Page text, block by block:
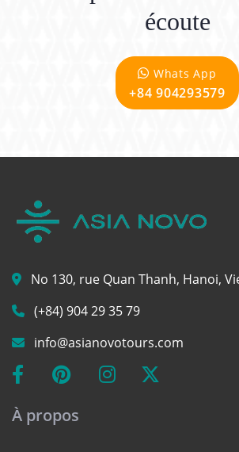
écoute
Whats App
+84 904293579
No 130, rue Quan Thanh, Hanoi,
(+84) 904 29 35 79
info@asianovotours.com
À propos